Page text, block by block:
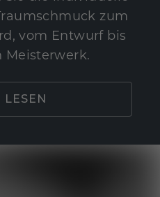
zum
vom Entwurf bis
Meisterwerk.
LESEN